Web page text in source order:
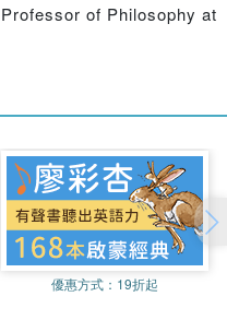
of a well known
philosopher, followed
scholar, specially
debate is prefaced
coming upon the
by an annotated list
with an introduction
relevance of the modern
and ends with a
the modern period
in general.
of Philosophy at
優惠方式： 19折起